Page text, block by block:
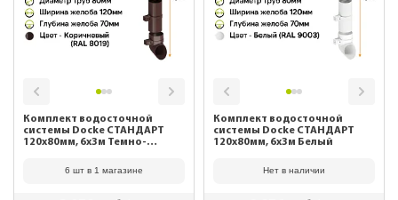
Комплект водосточной
системы Docke СТАНДАРТ
120х80мм, 6х3м Темно-
6 шт в 1 магазине
Комплект водосточной
системы Docke СТАНДАРТ
120х80мм, 6х3м Белый
Нет в наличии